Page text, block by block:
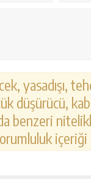
yasadışı,
düşürücü,
benzeri